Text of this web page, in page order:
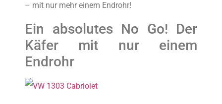
– mit nur mehr einem Endrohr!
Ein absolutes No Go! Der
Käfer mit nur einem
Endrohr